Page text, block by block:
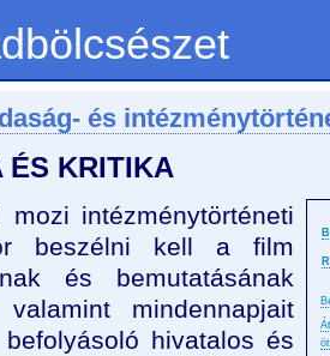
és
ÉS KRITIKA
mozi intézménytörténeti
beszélni kell a film
és bemutatásának
mindennapjait
hivatalos és